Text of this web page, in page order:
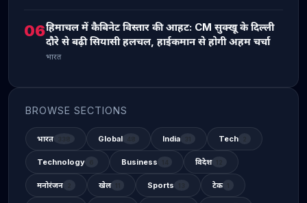
06हिमाचल में कैबिनेट विस्तार की आहट: CM सुक्खू के दिल्ली
दौरे से बढ़ी सियासी हलचल, हाईकमान से होगी अहम चर्चा
भारत
BROWSE SECTIONS
भारत Global India Tech
Technology Business विदेश
मनोरंजन खेल Sports टेक